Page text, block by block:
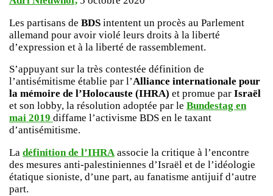
Les partisans de BDS intentent un procès au Parlement
allemand pour avoir violé leurs droits à la liberté
d’expression et à la liberté de rassemblement.
S’appuyant sur la très contestée définition de
l’antisémitisme établie par l’Alliance internationale pour
la mémoire de l’Holocauste (IHRA) et promue par Israël
et son lobby, la résolution adoptée par le Bundestag en
mai 2019 diffame l’activisme BDS en le taxant
d’antisémitisme.
La définition de l’IHRAassocie la critique à l’encontre
des mesures anti-palestiniennes d’Israël et de l’idéologie
étatique sioniste, d’une part, au fanatisme antijuif d’autre
part.